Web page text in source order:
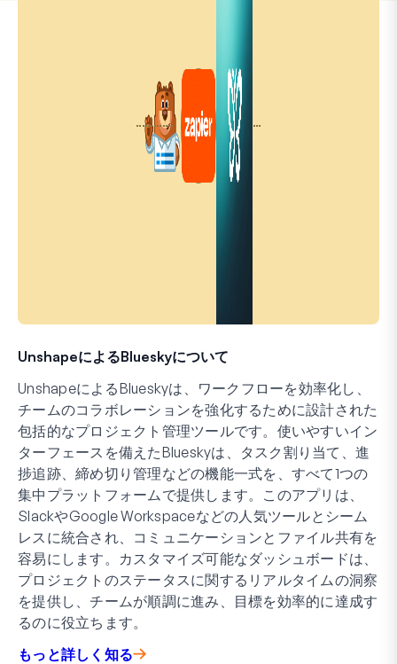
UnshapeによるBlueskyについて
UnshapeによるBlueskyは、ワークフローを効率化し、
チームのコラボレーションを強化するために設計された
包括的なプロジェクト管理ツールです。使いやすいイン
ターフェースを備えたBlueskyは、タスク割り当て、進
捗追跡、締め切り管理などの機能一式を、すべて1つの
集中プラットフォームで提供します。このアプリは、
SlackやGoogle Workspaceなどの人気ツールとシーム
レスに統合され、コミュニケーションとファイル共有を
容易にします。カスタマイズ可能なダッシュボードは、
プロジェクトのステータスに関するリアルタイムの洞察
を提供し、チームが順調に進み、目標を効率的に達成す
るのに役立ちます。
もっと詳しく知る